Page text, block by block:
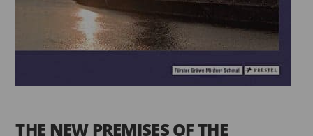
THE NEW PREMISES OF THE